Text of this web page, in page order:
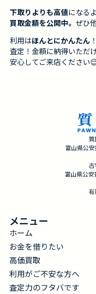
下取りよりも高値になる
買取金額を公開中。 ぜひ
利用はほんとにかんたん
査定！金額に納得いただ
安心してご来店ください
質
富山県公
古
富山県公
有
メニュー
ホーム
お金を借りたい
高価買取
利用がご不安な方へ
査定力のフタバです